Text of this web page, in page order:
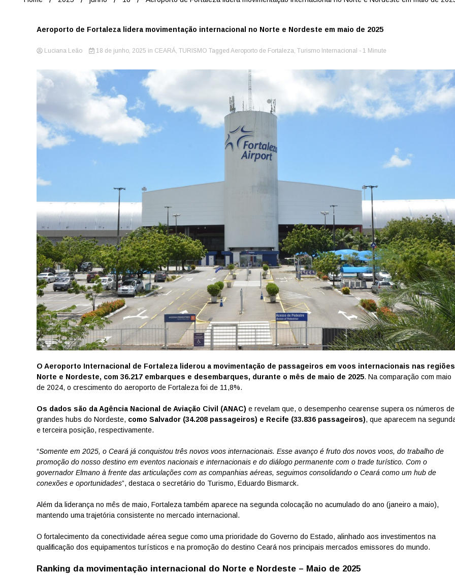
Aeroporto de Fortaleza lidera movimentação internacional no Norte e Nordeste em maio de 2025
Luciana Leão 18 de junho, 2025 in CEARÁ, TURISMO Tagged Aeroporto de Fortaleza, Turismo Internacional - 1 Minute
O Aeroporto Internacional de Fortaleza liderou a movimentação de passageiros em voos internacionais nas regiões
Norte e Nordeste, com 36.217 embarques e desembarques, durante o mês de maio de 2025. Na comparação com maio
de 2024, o crescimento do aeroporto de Fortaleza foi de 11,8%.
Os dados são da Agência Nacional de Aviação Civil (ANAC) e revelam que, o desempenho cearense supera os números de
grandes hubs do Nordeste, como Salvador (34.208 passageiros) e Recife (33.836 passageiros), que aparecem na
e terceira posição, respectivamente.
“Somente em 2025, o Ceará já conquistou três novos voos internacionais. Esse avanço é fruto dos novos voos, do trabalho de
promoção do nosso destino em eventos nacionais e internacionais e do diálogo permanente com o trade turístico. Com o
governador Elmano à frente das articulações com as companhias aéreas, seguimos consolidando o Ceará como um hub de
conexões e oportunidades”, destaca o secretário do Turismo, Eduardo Bismarck.
Além da liderança no mês de maio, Fortaleza também aparece na segunda colocação no acumulado do ano (janeiro a maio),
mantendo uma trajetória consistente no mercado internacional.
O fortalecimento da conectividade aérea segue como uma prioridade do Governo do Estado, alinhado aos investimentos na
qualificação dos equipamentos turísticos e na promoção do destino Ceará nos principais mercados emissores do mundo.
Ranking da movimentação internacional do Norte e Nordeste – Maio de 2025